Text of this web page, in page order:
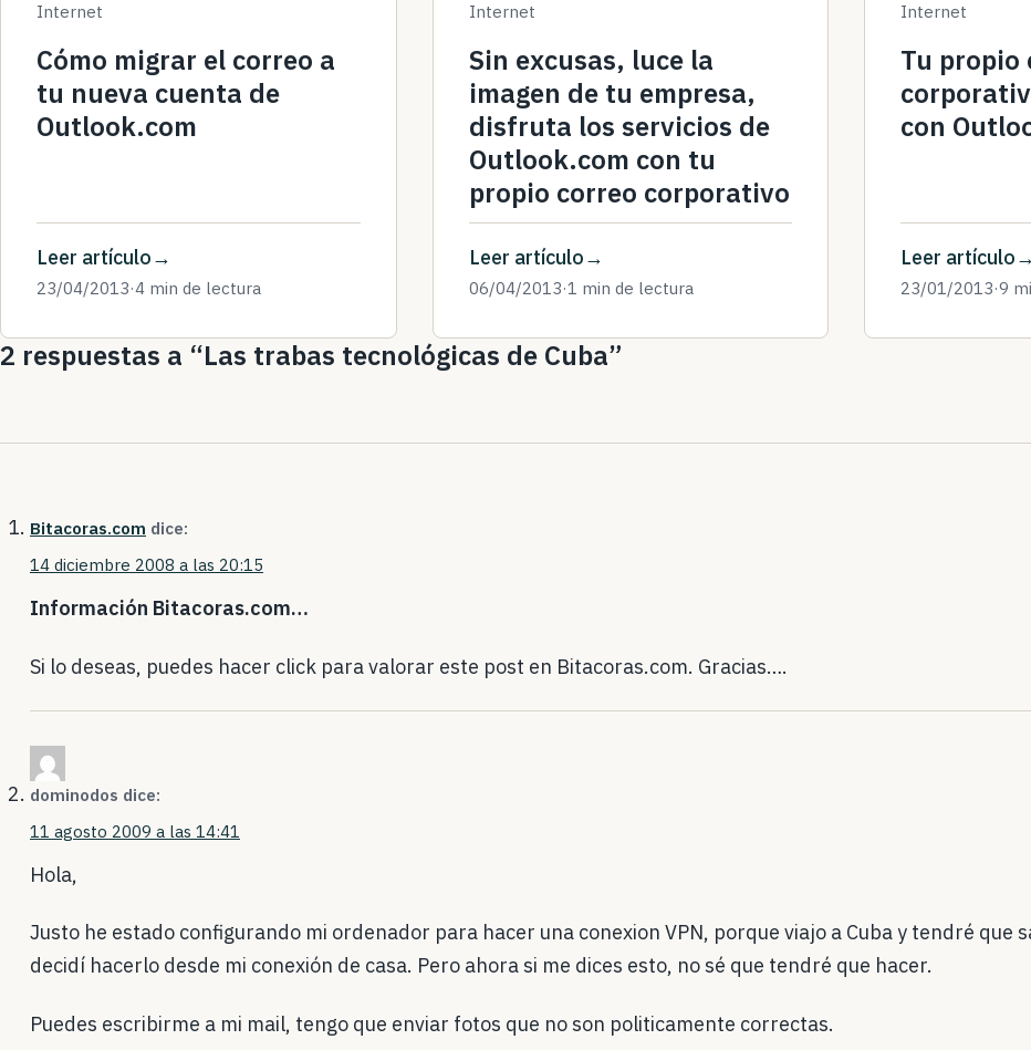
Internet
Cómo migrar el correo a
tu nueva cuenta de
Outlook.com
Leer artículo
23/04/2013·4 min de lectura
Internet
Sin excusas, luce la
imagen de tu empresa,
disfruta los servicios de
Outlook.com con tu
propio correo corporativo
Leer artículo
06/04/2013·1 min de lectura
Internet
Tu propio
con
Leer artículo
23/01/2013·9
2 respuestas a “Las trabas tecnológicas de Cuba”
Bitacoras.com dice:
14 diciembre 2008 a las 20:15
Información Bitacoras.com…
Si lo deseas, puedes hacer click para valorar este post en Bitacoras.com. Gracias….
dominodos dice:
11 agosto 2009 a las 14:41
Hola,
Justo he estado configurando mi ordenador para hacer una conexion VPN, porque viajo a Cuba y tendré que
decidí hacerlo desde mi conexión de casa. Pero ahora si me dices esto, no sé que tendré que hacer.
Puedes escribirme a mi mail, tengo que enviar fotos que no son politicamente correctas.